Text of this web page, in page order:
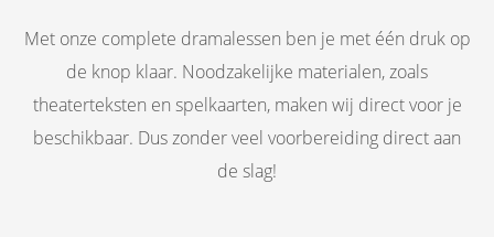
Met onze complete dramalessen ben je met één druk op
de knop klaar. Noodzakelijke materialen, zoals
theaterteksten en spelkaarten, maken wij direct voor je
beschikbaar. Dus zonder veel voorbereiding direct aan
de slag!